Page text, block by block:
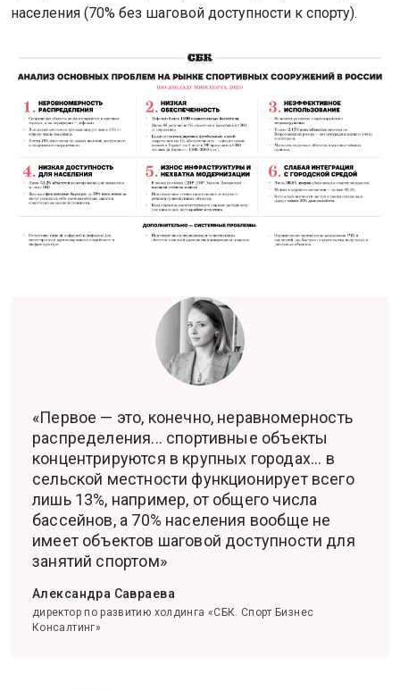
населения (70% без шаговой доступности к спорту).
«Первое — это, конечно, неравномерность
распределения... спортивные объекты
концентрируются в крупных городах... в
сельской местности функционирует всего
лишь 13%, например, от общего числа
бассейнов, а 70% населения вообще не
имеет объектов шаговой доступности для
занятий спортом»
Александра Савраева
директор по развитию холдинга «СБК. Спорт Бизнес
Консалтинг»